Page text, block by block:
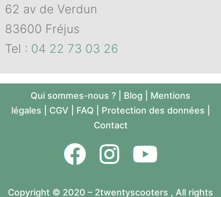
62 av de Verdun
83600 Fréjus
Tel : 04 22 73 03 26
Qui sommes-nous ? Blog
Mentions
légales
CGV FAQ Protection des données
Contact
Copyright © 2020 – 2twentyscooters , All rights